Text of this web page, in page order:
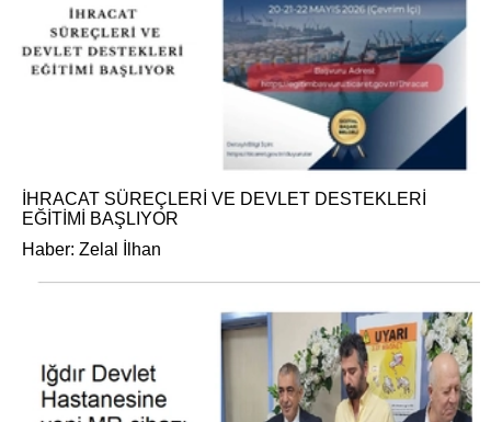
İHRACAT SÜREÇLERİ VE DEVLET DESTEKLERİ
EĞİTİMİ BAŞLIYOR
Haber: Zelal İlhan